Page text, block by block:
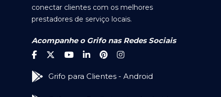
conectar clientes com os melhores
prestadores de serviço locais.
Acompanhe o Grifo nas Redes Sociais
Grifo para Clientes - Android